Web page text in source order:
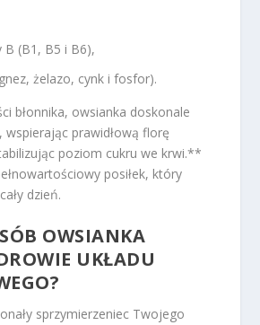
(B1, B5 i B6),
żelazo, cynk i fosfor).
błonnika, owsianka doskonale
wspierając prawidłową florę
poziom cukru we krwi.**
posiłek, który
dzień.
OWSIANKA
UKŁADU
sprzymierzeniec Twojego